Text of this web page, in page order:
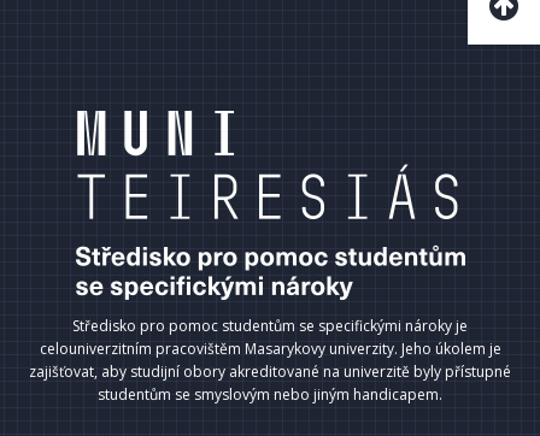
Středisko pro pomoc studentům se specifickými nároky je
celouniverzitním pracovištěm Masarykovy univerzity. Jeho úkolem je
zajišťovat, aby studijní obory akreditované na univerzitě byly přístupné
studentům se smyslovým nebo jiným handicapem.